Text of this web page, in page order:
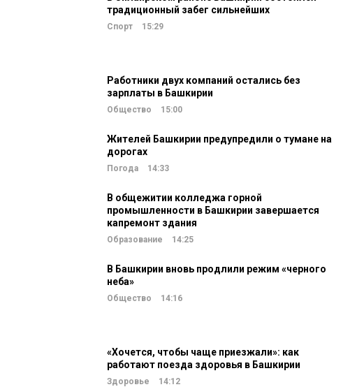
традиционный забег сильнейших
Спорт 15:29
Работники двух компаний остались без
зарплаты в Башкирии
Общество 15:00
Жителей Башкирии предупредили о тумане на
дорогах
Погода 14:33
В общежитии колледжа горной
промышленности в Башкирии завершается
капремонт здания
Образование 14:25
В Башкирии вновь продлили режим «черного
неба»
Общество 14:16
«Хочется, чтобы чаще приезжали»: как
работают поезда здоровья в Башкирии
Здоровье 14:12